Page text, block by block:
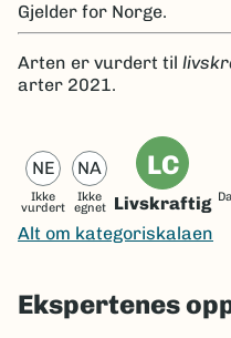
Gjelder for Norge.
Arten er vurdert til
arter 2021.
NE
Ikke
vurdert
NA
Ikke
egnet
LC
Livskraftig
Alt om kategoriskalaen
Ekspertenes